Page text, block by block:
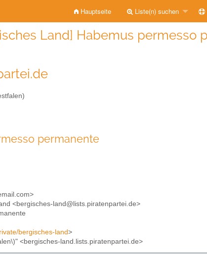
Hauptseite Liste(n) suchen
Land] Habemus permesso
permanente
<bergisches-land@lists.piratenpartei.de>
bergisches-land>
<bergisches-land.lists.piratenpartei.de>